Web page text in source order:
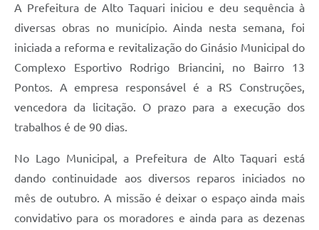
A Prefeitura de Alto Taquari iniciou e deu sequência à
diversas obras no município. Ainda nesta semana, foi
iniciada a reforma e revitalização do Ginásio Municipal do
Complexo Esportivo Rodrigo Briancini, no Bairro 13
Pontos. A empresa responsável é a RS Construções,
vencedora da licitação. O prazo para a execução dos
trabalhos é de 90 dias.
No Lago Municipal, a Prefeitura de Alto Taquari está
dando continuidade aos diversos reparos iniciados no
mês de outubro. A missão é deixar o espaço ainda mais
convidativo para os moradores e ainda para as dezenas